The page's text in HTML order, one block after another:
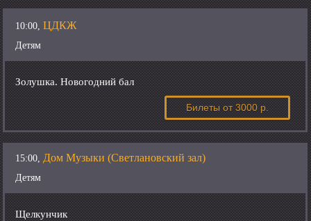
10:00,ЦДКЖ
Детям
Золушка. Новогодний бал
Билеты от 3000 р.
15:00,Дом Музыки (Светлановский зал)
Детям
Щелкунчик